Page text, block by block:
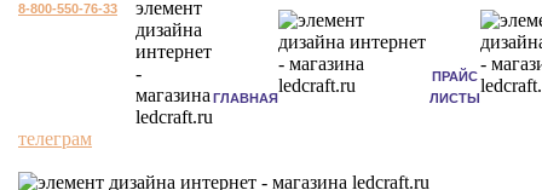
8-800-550-76-33
ГЛАВНАЯ
ПРАЙС
ЛИСТЫ
телеграм